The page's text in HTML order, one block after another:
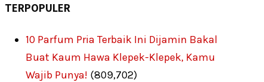
TERPOPULER
10 Parfum Pria Terbaik Ini Dijamin Bakal
Buat Kaum Hawa Klepek-Klepek, Kamu
Wajib Punya! (809,702)